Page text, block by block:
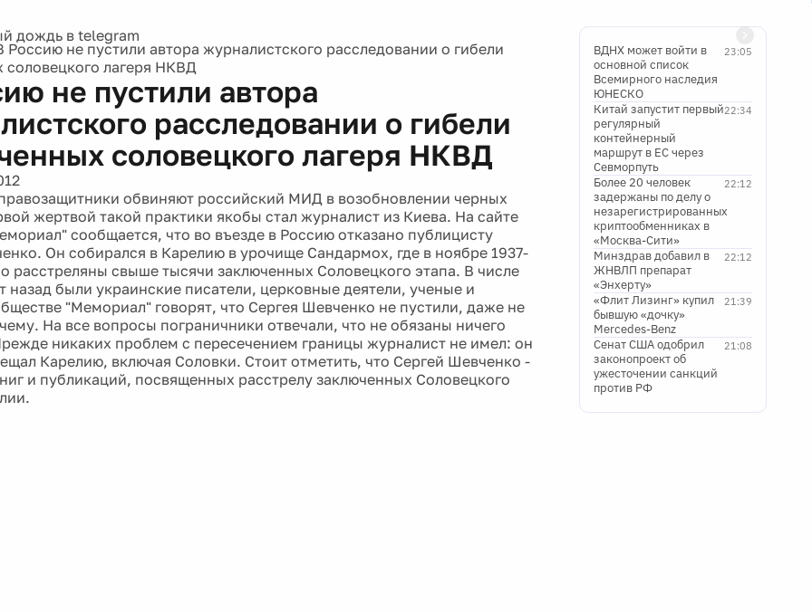
Россию не пустили автора журналистского расследовании о гибели
соловецкого лагеря НКВД
не пустили автора
расследовании о гибели
соловецкого лагеря НКВД
обвиняют российский МИД в возобновлении черных
жертвой такой практики якобы стал журналист из Киева. На сайте
сообщается, что во въезде в Россию отказано публицисту
Он собирался в Карелию в урочище Сандармох, где в ноябре 1937-
расстреляны свыше тысячи заключенных Соловецкого этапа. В числе
назад были украинские писатели, церковные деятели, ученые и
"Мемориал" говорят, что Сергея Шевченко не пустили, даже не
На все вопросы пограничники отвечали, что не обязаны ничего
никаких проблем с пересечением границы журналист не имел: он
Карелию, включая Соловки. Стоит отметить, что Сергей Шевченко -
и публикаций, посвященных расстрелу заключенных Соловецкого
23:05
ВДНХ может войти в
основной список
Всемирного наследия
ЮНЕСКО
22:34
Китай запустит первый
регулярный
контейнерный
маршрут в ЕС через
Севморпуть
22:12
Более 20 человек
задержаны по делу о
незарегистрированных
криптообменниках в
«Москва-Сити»
22:12
Минздрав добавил в
ЖНВЛП препарат
«Энхерту»
21:39
«Флит Лизинг» купил
бывшую «дочку»
Mercedes-Benz
21:08
Сенат США одобрил
законопроект об
ужесточении санкций
против РФ